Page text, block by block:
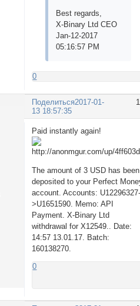
Best regards,
X-Binary Ltd CEO
Jan-12-2017
05:16:57 PM
0
Поделиться2017-01-
13 18:57:35
Paid instantly again!
The amount of 3 USD has been
deposited to your Perfect
account. Accounts:
>U1651590. Memo: API
Payment. X-Binary Ltd
withdrawal for X12549.. Date:
14:57 13.01.17. Batch:
160138270.
0